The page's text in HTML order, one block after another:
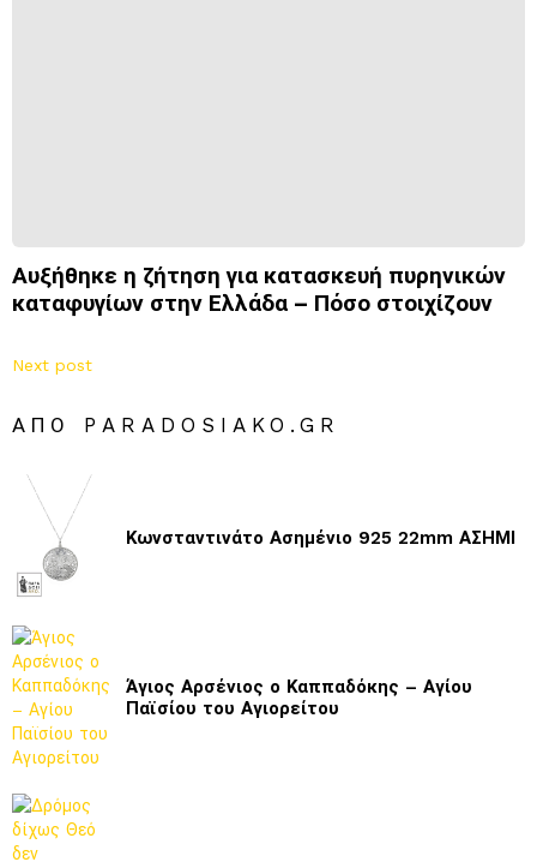
Αυξήθηκε η ζήτηση για κατασκευή πυρηνικών
καταφυγίων στην Ελλάδα – Πόσο στοιχίζουν
Next post
ΑΠΌ PARADOSIAKO.GR
Κωνσταντινάτο Ασημένιο 925 22mm ΑΣΗΜΙ
Άγιος Αρσένιος ο Καππαδόκης – Αγίου
Παϊσίου του Αγιορείτου